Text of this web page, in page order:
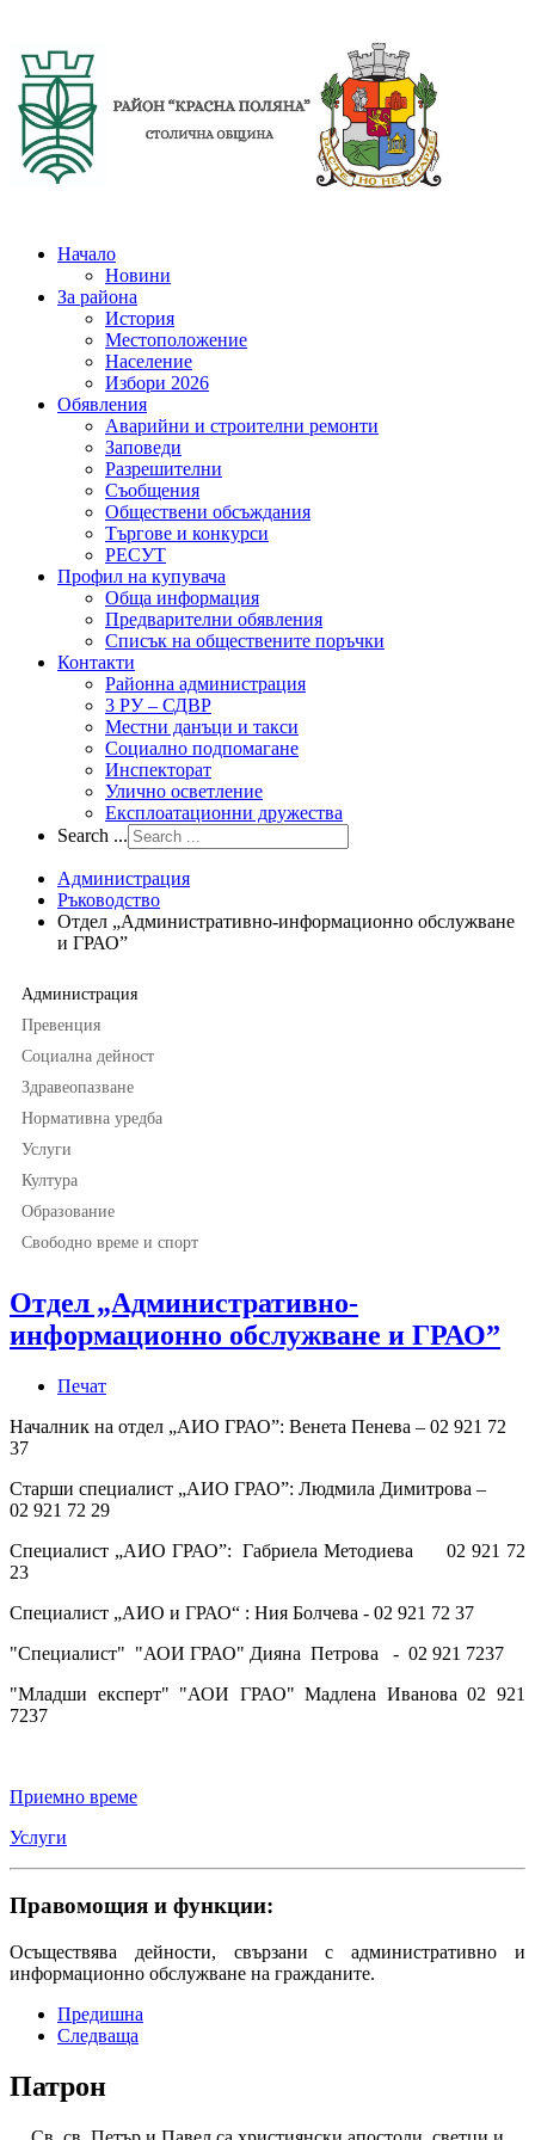
Начало
Новини
За района
История
Местоположение
Население
Избори 2026
Обявления
Аварийни и строителни ремонти
Заповеди
Разрешителни
Съобщения
Обществени обсъждания
Търгове и конкурси
РЕСУТ
Профил на купувача
Обща информация
Предварителни обявления
Списък на обществените поръчки
Контакти
Районна администрация
3 РУ – СДВР
Местни данъци и такси
Социално подпомагане
Инспекторат
Улично осветление
Експлоатационни дружества
Search ...
Администрация
Ръководство
Отдел „Административно-информационно обслужване
и ГРАО”
Администрация
Превенция
Социална дейност
Здравеопазване
Нормативна уредба
Услуги
Култура
Образование
Свободно време и спорт
Отдел „Административно-
информационно обслужване и ГРАО”
Печат
Началник на отдел „АИО ГРАО”: Венета Пенева – 02 921 72
37
Старши специалист „АИО ГРАО”: Людмила Димитрова –
02 921 72 29
Специалист „АИО ГРАО”: Габриела Методиева 02 921 72
23
Специалист „АИО и ГРАО“ : Ния Болчева - 02 921 72 37
"Специалист" "АОИ ГРАО" Дияна Петрова - 02 921 7237
"Младши експерт" "АОИ ГРАО" Мадлена Иванова 02 921
7237
Приемно време
Услуги
Правомощия и функции:
Осъществява дейности, свързани с административно и
информационно обслужване на гражданите.
Предишна
Следваща
Патрон